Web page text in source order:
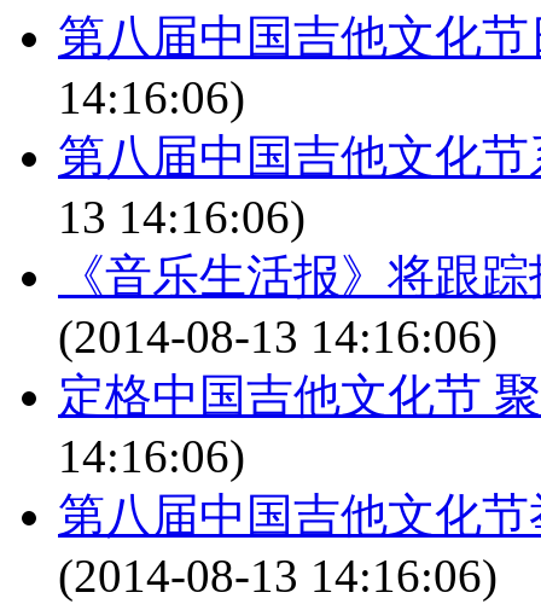
第八届中国吉他文化
14:16:06)
第八届中国吉他文化
13 14:16:06)
《音乐生活报》将跟
(2014-08-13 14:16:06)
定格中国吉他文化节
14:16:06)
第八届中国吉他文化
(2014-08-13 14:16:06)